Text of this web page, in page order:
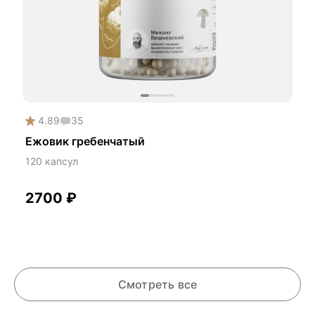
4.89 35
Ежовик гребенчатый
120 капсул
2700 ₽
Смотреть все